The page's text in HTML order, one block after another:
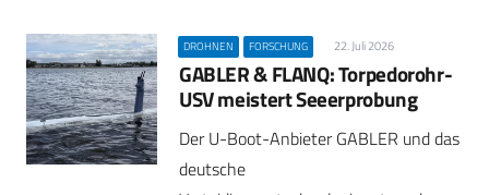
DROHNEN FORSCHUNG 22. Juli 2026
GABLER & FLANQ: Torpedorohr-
USV meistert Seeerprobung
Der U-Boot-Anbieter GABLER und das
deutsche